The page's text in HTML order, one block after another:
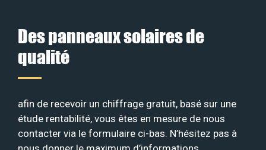
Des panneaux solaires de
qualité
afin de recevoir un chiffrage gratuit, basé sur une
étude rentabilité, vous êtes en mesure de nous
contacter via le formulaire ci-bas. N’hésitez pas à